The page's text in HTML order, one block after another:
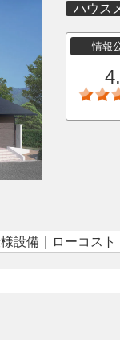
ハウス
情報
設備｜ローコスト